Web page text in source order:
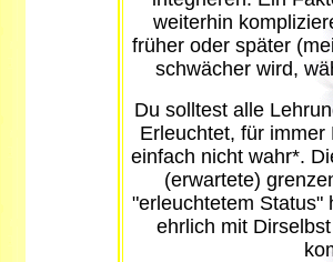
weiterhin
früher oder später
schwächer wird,
Du solltest alle
Erleuchtet, für
einfach nicht wahr*.
(erwartete)
"erleuchtetem Status"
ehrlich mit